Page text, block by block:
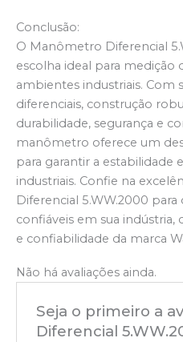
Conclusão:
O Manômetro Diferencial
escolha ideal para medição
ambientes industriais. Com
diferenciais, construção
durabilidade, segurança e
manômetro oferece um
para garantir a estabilidade
industriais. Confie na
Diferencial 5.WW.2000
confiáveis em sua indústria,
e confiabilidade da marca
Não há avaliações ainda.
Seja o primeiro a
Diferencial